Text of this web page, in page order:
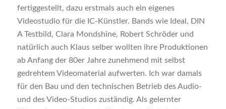
fertiggestellt, dazu erstmals auch ein eigenes
Videostudio für die IC-Künstler. Bands wie Ideal, DIN
A Testbild, Clara Mondshine, Robert Schröder und
natürlich auch Klaus selber wollten ihre Produktionen
ab Anfang der 80er Jahre zunehmend mit selbst
gedrehtem Videomaterial aufwerten. Ich war damals
für den Bau und den technischen Betrieb des Audio-
und des Video-Studios zuständig. Als gelernter